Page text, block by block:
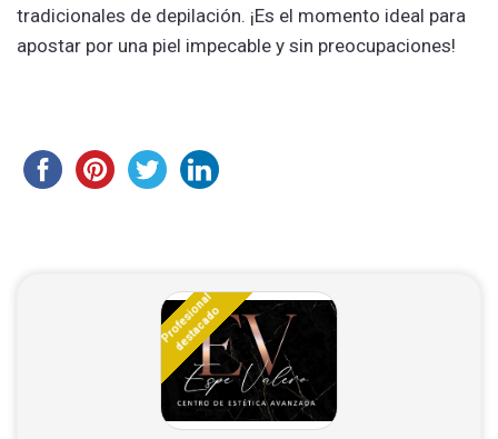
tradicionales de depilación. ¡Es el momento ideal para
apostar por una piel impecable y sin preocupaciones!
Profesional
destacado